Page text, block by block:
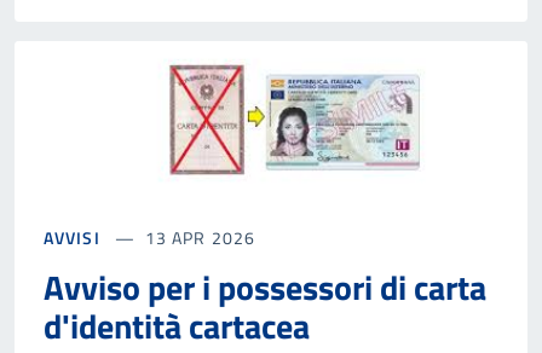
AVVISI 13 APR 2026
Avviso per i possessori di carta
d'identità cartacea